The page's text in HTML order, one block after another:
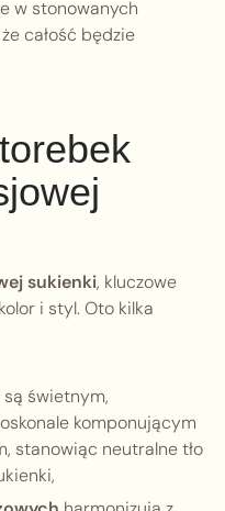
w stonowanych
całość będzie
sukienki, kluczowe
i styl. Oto kilka
są świetnym,
komponującym
stanowiąc neutralne tło